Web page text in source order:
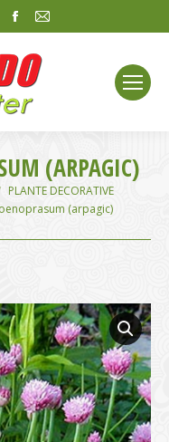
Facebook
opens
in
new
window
Mail
window
(ARPAGIC)
PLANTE DECORATIVE
(arpagic)